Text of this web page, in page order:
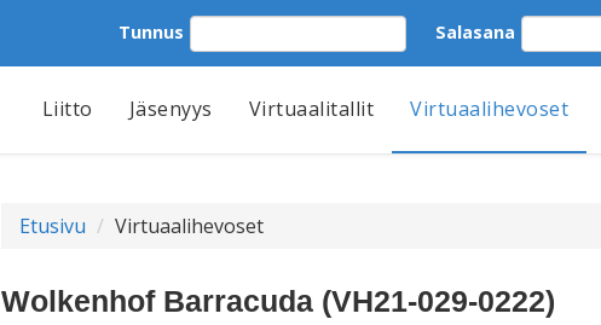
Tunnus Salasana
Liitto Jäsenyys Virtuaalitallit Virtuaalihevoset
Etusivu Virtuaalihevoset
Wolkenhof Barracuda (VH21-029-0222)